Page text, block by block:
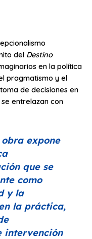
del Destino
en la política
pragmatismo y el
de decisiones en
entrelazan con
expone
que se
como
y la
la práctica,
intervención